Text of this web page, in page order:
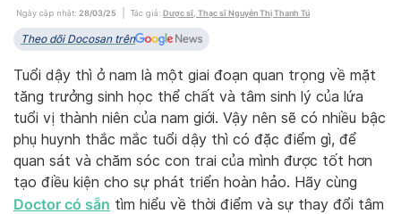
Ngày cập nhật: 28/03/25 Tác giả: Dược sĩ, Thạc sĩ Nguyễn Thị Thanh Tú
Theo dõi Docosan trên
Tuổi dậy thì ở nam là một giai đoạn quan trọng về mặt
tăng trưởng sinh học thể chất và tâm sinh lý của lứa
tuổi vị thành niên của nam giới. Vậy nên sẽ có nhiều bậc
phụ huynh thắc mắc tuổi dậy thì có đặc điểm gì, để
quan sát và chăm sóc con trai của mình được tốt hơn
tạo điều kiện cho sự phát triển hoàn hảo. Hãy cùng
Doctor có sẵn tìm hiểu về thời điểm và sự thay đổi tâm